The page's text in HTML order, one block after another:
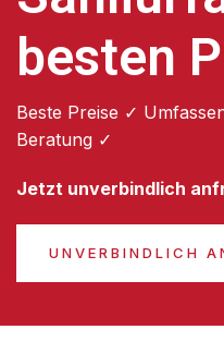
besten
Beste Preise ✓
Beratung ✓
Jetzt unverbindlich
UNVERBINDLICH